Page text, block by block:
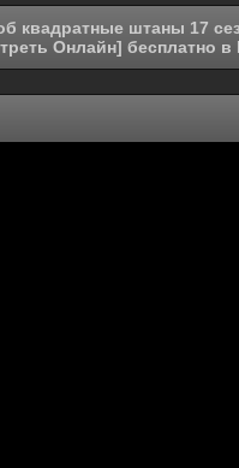
квадратные штаны 17
Онлайн] бесплатно в